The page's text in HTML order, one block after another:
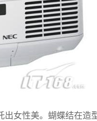
女性美。蝴蝶结在造